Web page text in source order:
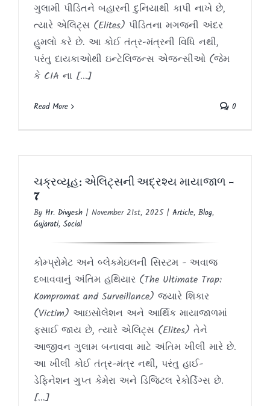
ગુલામી પીડિતને બહારની દુનિયાથી કાપી નાખે છે,
ત્યારે એલિટ્સ (Elites) પીડિતના મગજની અંદર
હુમલો કરે છે. આ કોઈ તંત્ર-મંત્રની વિધિ નથી,
પરંતુ દાયકાઓથી ઇન્ટેલિજન્સ એજન્સીઓ (જેમ
કે CIA ના [...]
Read More 0
Article Blog Gujarati Social
ચક્રવ્યૂહ: એલિટ્સની અદ્રશ્ય માયાજાળ –
7
By Hr. Divyesh | November 21st, 2025 | Article, Blog,
Gujarati, Social
કોમ્પ્રોમેટ અને બ્લેકમેઇલની સિસ્ટમ - અવાજ
દબાવવાનું અંતિમ હથિયાર (The Ultimate Trap:
Kompromat and Surveillance) જ્યારે શિકાર
(Victim) આઇસોલેશન અને આર્થિક માયાજાળમાં
ફસાઈ જાય છે, ત્યારે એલિટ્સ (Elites) તેને
આજીવન ગુલામ બનાવવા માટે અંતિમ ખીલી મારે છે.
આ ખીલી કોઈ તંત્ર-મંત્ર નથી, પરંતુ હાઈ-
ડેફિનેશન ગુપ્ત કેમેરા અને ડિજિટલ રેકોર્ડિંગ્સ છે.
[...]